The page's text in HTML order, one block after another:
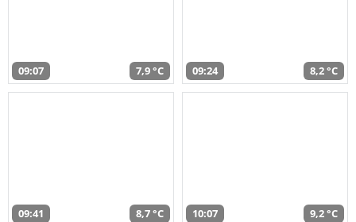
09:07 7,9 °C 09:24 8,2 °C
09:41 8,7 °C 10:07 9,2 °C